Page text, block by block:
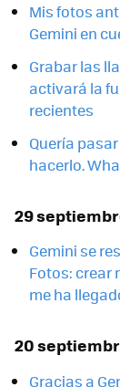
Mis fotos
Gemini en
Grabar las
activará la
recientes
Quería
hacerlo.
29
Gemini se
Fotos: crear
me ha
20
Gracias a